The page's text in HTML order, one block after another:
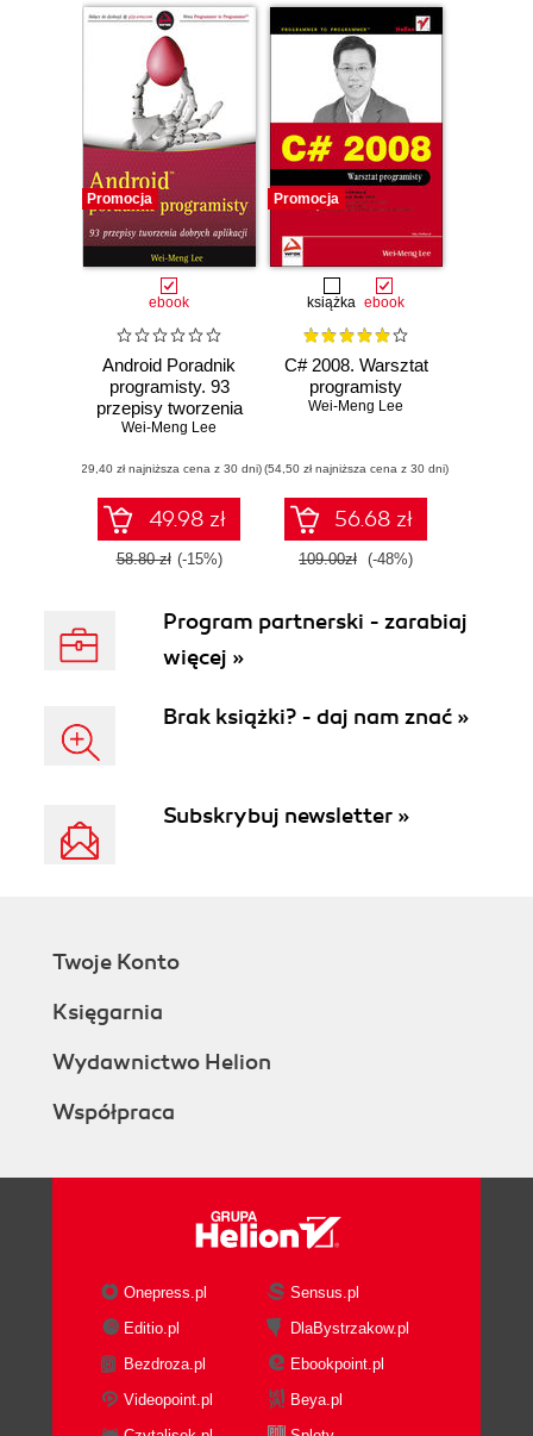
Promocja
ebook
Android Poradnik
programisty. 93
przepisy tworzenia
dobrych aplikacji
Wei-Meng Lee
(29,40 zł najniższa cena z 30 dni)
49.98 zł
58.80 zł (-15%)
Promocja
książka ebook
C# 2008. Warsztat
programisty
Wei-Meng Lee
(54,50 zł najniższa cena z 30 dni)
56.68 zł
109.00zł (-48%)
Program partnerski - zarabiaj
więcej »
Brak książki? - daj nam znać »
Subskrybuj newsletter »
Twoje Konto
Księgarnia
Wydawnictwo Helion
Współpraca
Onepress.pl
Sensus.pl
Editio.pl
DlaBystrzakow.pl
Bezdroza.pl
Ebookpoint.pl
Videopoint.pl
Beya.pl